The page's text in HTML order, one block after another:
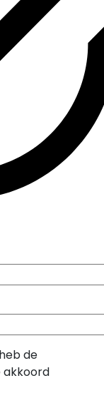
de
akkoord